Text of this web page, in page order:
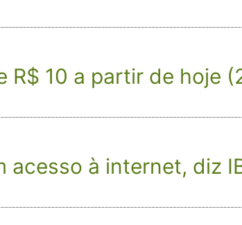
R$ 10 a partir de hoje
à internet, diz